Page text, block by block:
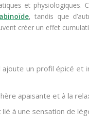
et physiologiques.
, tandis que
créer un effet
un profil épicé et
apaisante et à la
à une sensation de